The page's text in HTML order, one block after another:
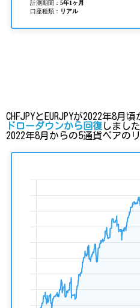
CHFJPYとEURJPYが2022年8月
ドローダウンから回復しました
2022年8月からの5通貨ペアの